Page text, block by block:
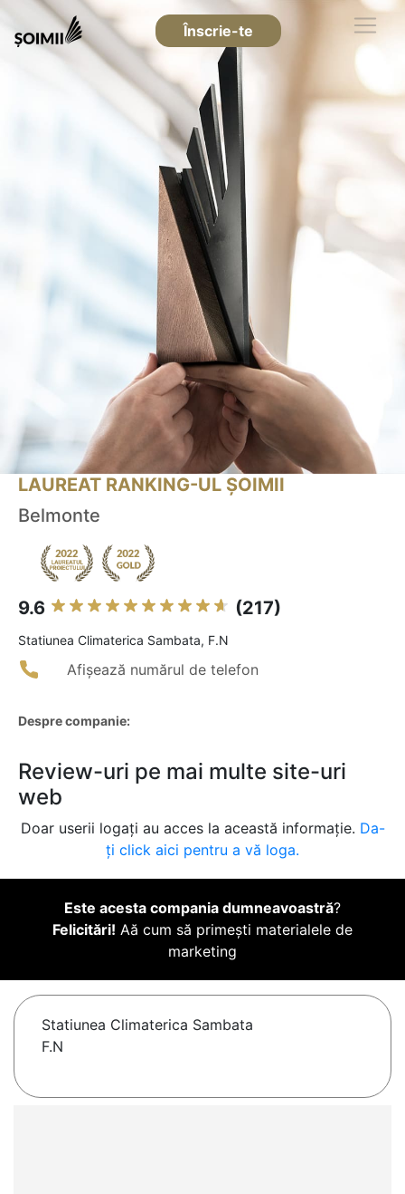
Înscrie-te
LAUREAT RANKING-UL ȘOIMII
Belmonte
9.6 (217)
Statiunea Climaterica Sambata, F.N
Afișează numărul de telefon
Despre companie:
Review-uri pe mai multe site-uri
web
Doar userii logați au acces la această informație. Da-
ți click aici pentru a vă loga.
Este acesta compania dumneavoastră?
Felicitări! Aă cum să primești materialele de
marketing
Statiunea Climaterica Sambata
F.N